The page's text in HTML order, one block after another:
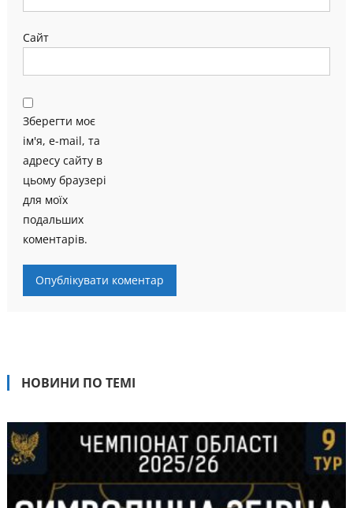
Сайт
Зберегти моє
ім'я, e-mail, та
адресу сайту в
цьому браузері
для моїх
подальших
коментарів.
НОВИНИ ПО ТЕМІ